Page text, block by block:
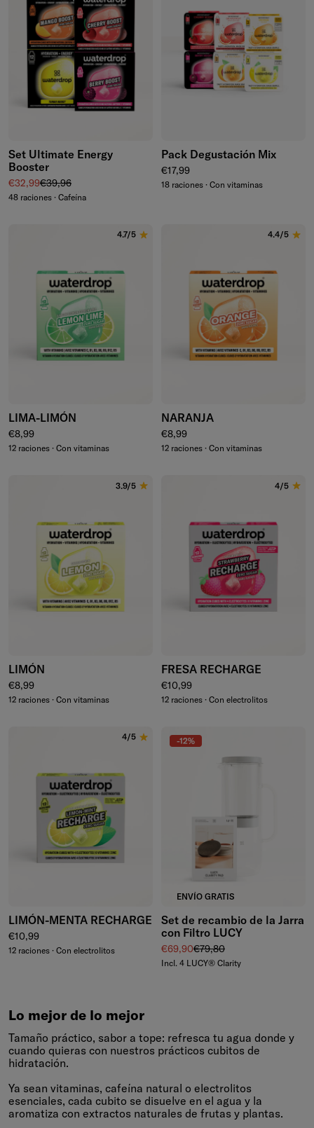
Set Ultimate Energy
Booster
Precio de venta
€32,99Precio normal
€39,96
48 raciones · Cafeína
Pack Degustación Mix
Precio normal
€17,99
18 raciones · Con vitaminas
4.7/5
LIMA-LIMÓN
Precio normal
€8,99
12 raciones · Con vitaminas
4.4/5
NARANJA
Precio normal
€8,99
12 raciones · Con vitaminas
3.9/5
LIMÓN
Precio normal
€8,99
12 raciones · Con vitaminas
4/5
FRESA RECHARGE
Precio normal
€10,99
12 raciones · Con electrolitos
4/5
LIMÓN-MENTA RECHARGE
Precio normal
€10,99
12 raciones · Con electrolitos
-12%
ENVÍO GRATIS
Set de recambio de la Jarra
con Filtro LUCY
Precio de venta
€69,90Precio normal
€79,80
Incl. 4 LUCY® Clarity
Lo mejor de lo mejor
Tamaño práctico, sabor a tope: refresca tu agua donde y
cuando quieras con nuestros prácticos cubitos de
hidratación.
Ya sean vitaminas, cafeína natural o electrolitos
esenciales, cada cubito se disuelve en el agua y la
aromatiza con extractos naturales de frutas y plantas.